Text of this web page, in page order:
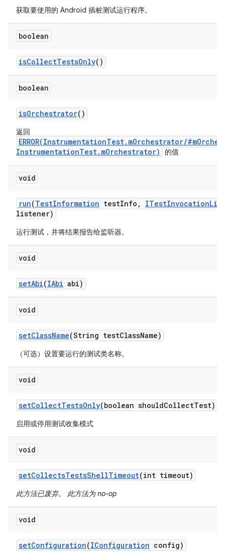
获取要使用的 Android 插桩测试运行程序。
boolean
isCollectTestsOnly()
boolean
isOrchestrator()
返回
ERROR(InstrumentationTest.mOrchestrator/
InstrumentationTest.mOrchestrator)
的值
void
run(TestInformation testInfo , ITestInvocation
listener)
运行测试，并将结果报告给监听器。
void
setAbi(IAbi abi)
void
setClassName(String testClassName)
（可选）设置要运行的测试类名称。
void
setCollectTestsOnly(boolean shouldCollectTest)
启用或停用测试收集模式
void
setCollectsTestsShellTimeout(int timeout)
此方法已废弃。 此方法为 no-op
void
setConfiguration(IConfiguration config)